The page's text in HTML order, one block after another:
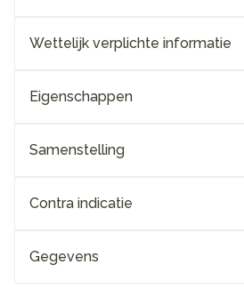
Wettelijk verplichte informatie
Eigenschappen
Samenstelling
Contra indicatie
Gegevens